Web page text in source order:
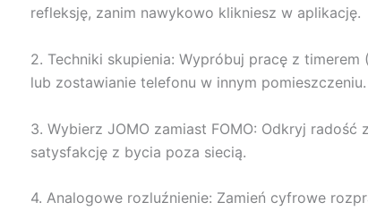
refleksję, zanim nawykowo klikniesz w aplikację.
2. Techniki skupienia: Wypróbuj pracę z
lub zostawianie telefonu w innym pomieszczeniu.
3. Wybierz JOMO zamiast FOMO: Odkryj radość
satysfakcję z bycia poza siecią.
4. Analogowe rozluźnienie: Zamień cyfrowe